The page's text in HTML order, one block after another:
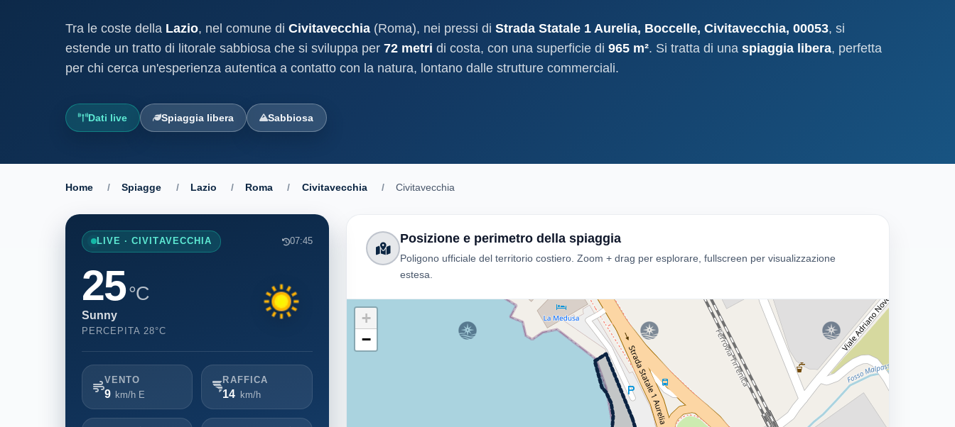
demaniale marittima
Storico completo ed evolutivo della
I nostri dati
Open data costieri aggiornati mensilmente.
Tra le coste della Lazio, nel comune di Civitavecchia (Roma), nei pressi di Strada Statale 1 Aurelia, Boccelle, Civitavecchia, 00053, si
estende un tratto di litorale sabbiosa che si sviluppa per 72 metri di costa, con una superficie di 965 m². Si tratta di una spiaggia libera, perfetta
per chi cerca un'esperienza autentica a contatto con la natura, lontano dalle strutture commerciali.
Dati live Spiaggia libera Sabbiosa
Home / Spiagge / Lazio / Roma / Civitavecchia / Civitavecchia
Posizione e perimetro della spiaggia
Poligono ufficiale del territorio costiero. Zoom + drag per esplorare, fullscreen per visualizzazione
estesa.
+
−
LIVE · CIVITAVECCHIA 07:45
25°C
Sunny
PERCEPITA 28°C
VENTO
9 km/h E
RAFFICA
14 km/h